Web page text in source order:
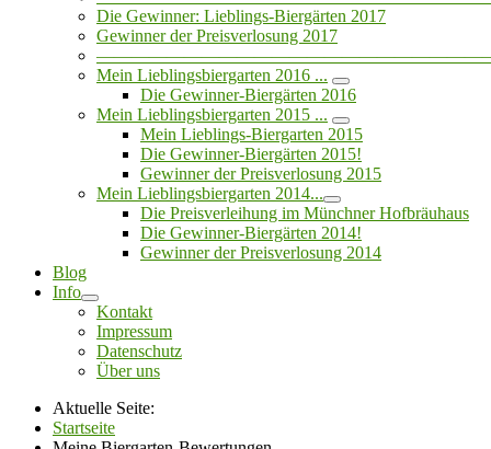
Die Gewinner: Lieblings-Biergärten 2017
Gewinner der Preisverlosung 2017
Mein Lieblingsbiergarten 2016 ...
Die Gewinner-Biergärten 2016
Mein Lieblingsbiergarten 2015 ...
Mein Lieblings-Biergarten 2015
Die Gewinner-Biergärten 2015!
Gewinner der Preisverlosung 2015
Mein Lieblingsbiergarten 2014...
Die Preisverleihung im Münchner Hofbräuhaus
Die Gewinner-Biergärten 2014!
Gewinner der Preisverlosung 2014
Blog
Info
Kontakt
Impressum
Datenschutz
Über uns
Aktuelle Seite:
Startseite